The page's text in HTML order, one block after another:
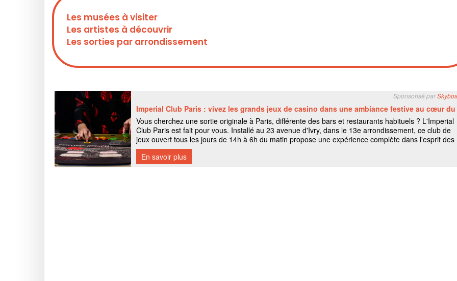
Les musées à visiter
Les artistes à découvrir
Les sorties par arrondissement